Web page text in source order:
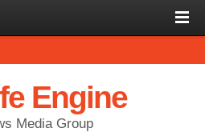
Engine
Media Group